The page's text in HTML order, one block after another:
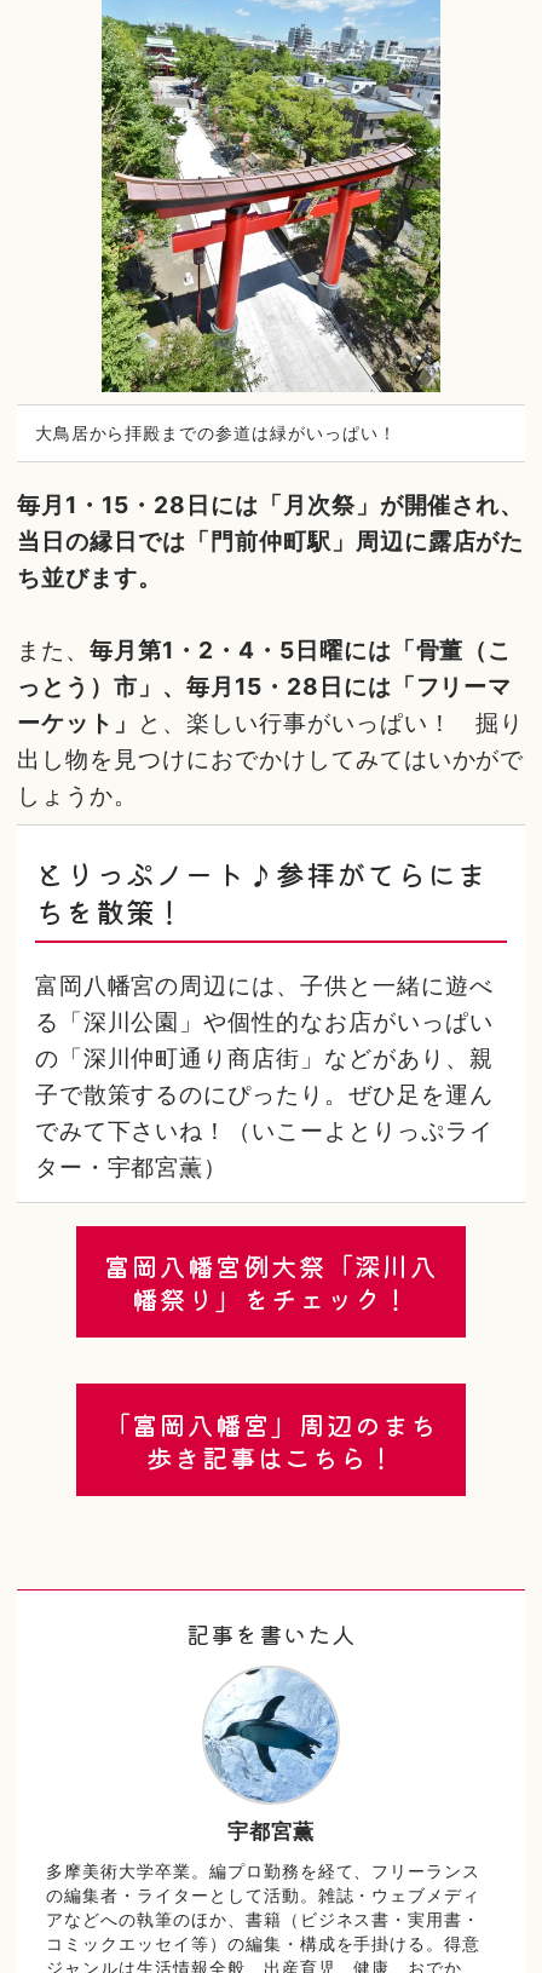
大鳥居から拝殿までの参道は緑がいっぱい！
毎月1・15・28日には「月次祭」が開催され、
当日の縁日では「門前仲町駅」周辺に露店がた
ち並びます。
また、毎月第1・2・4・5日曜には「骨董（こ
っとう）市」、毎月15・28日には「フリーマ
ーケット」 と、楽しい行事がいっぱい！ 掘り
出し物を見つけにおでかけしてみてはいかがで
しょうか。
とりっぷノート♪参拝がてらにま
ちを散策！
富岡八幡宮の周辺には、子供と一緒に遊べ
る「深川公園」や個性的なお店がいっぱい
の「深川仲町通り商店街」などがあり、親
子で散策するのにぴったり。ぜひ足を運ん
でみて下さいね！（いこーよとりっぷライ
ター・宇都宮薫）
富岡八幡宮例大祭「深川八
幡祭り」をチェック！
「富岡八幡宮」周辺のまち
歩き記事はこちら！
記事を書いた人
宇都宮薫
多摩美術大学卒業。編プロ勤務を経て、フリーランス
の編集者・ライターとして活動。雑誌・ウェブメディ
アなどへの執筆のほか、書籍（ビジネス書・実用書・
コミックエッセイ等）の編集・構成を手掛ける。得意
ジャンルは生活情報全般、出産育児、健康、おでか